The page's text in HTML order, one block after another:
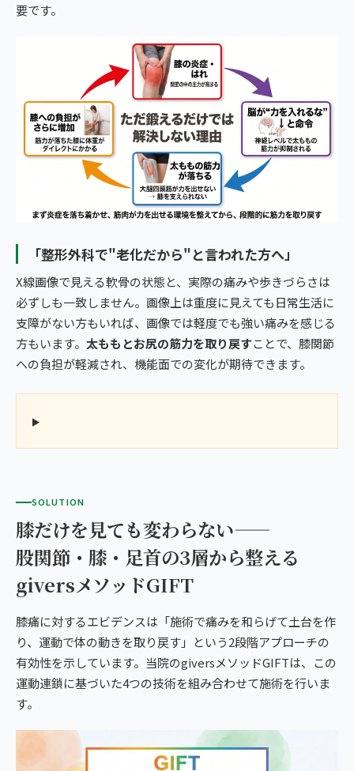
要です。
「整形外科で"老化だから"と言われた方へ」
X線画像で見える軟骨の状態と、実際の痛みや歩きづらさは
必ずしも一致しません。画像上は重度に見えても日常生活に
支障がない方もいれば、画像では軽度でも強い痛みを感じる
方もいます。 太ももとお尻の筋力を取り戻すことで、膝関節
への負担が軽減され、機能面での変化が期待できます。
SOLUTION
膝だけを見ても変わらない——
股関節・膝・足首の3層から整える
giversメソッドGIFT
膝痛に対するエビデンスは「施術で痛みを和らげて土台を作
り、運動で体の動きを取り戻す」という2段階アプローチの
有効性を示しています。当院のgiversメソッドGIFTは、この
運動連鎖に基づいた4つの技術を組み合わせて施術を行いま
す。